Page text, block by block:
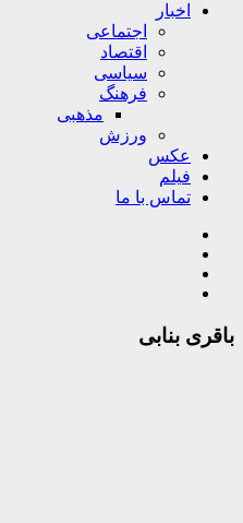
اخبار
اجتماعی
اقتصاد
سیاسی
فرهنگ
مذهبی
ورزش
عکس
فیلم
تماس با ما
باقری بنابی